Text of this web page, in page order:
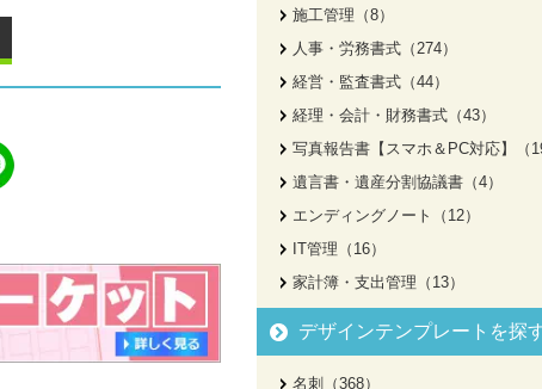
施工管理（8）
人事・労務書式（274）
経営・監査書式（44）
経理・会計・財務書式（43）
写真報告書【スマホ＆PC対応】（
遺言書・遺産分割協議書（4）
エンディングノート（12）
IT管理（16）
家計簿・支出管理（13）
デザインテンプレートを探
名刺（368）